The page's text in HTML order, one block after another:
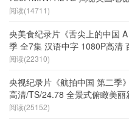
阅读(14711)
央美食纪录片《舌尖上的中国
季 全7集 汉语中字 1080P高清
阅读(22310)
央视纪录片《航拍中国 第二季
高清/TS/24.78 全景式俯瞰美丽
阅读(25152)